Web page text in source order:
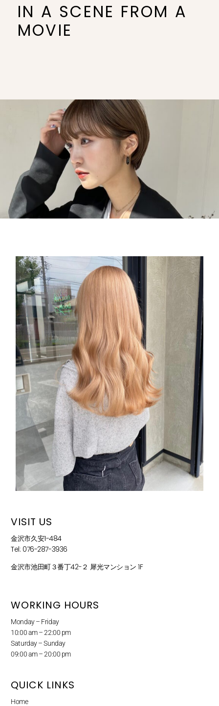
IN A SCENE FROM A
MOVIE
VISIT US
金沢市久安1-484
Tel: 076-287-3936
金沢市池田町３番丁42−２ 犀光マンション 1F
WORKING HOURS
Monday – Friday
10:00 am – 22:00 pm
Saturday – Sunday
09:00 am – 20:00 pm
QUICK LINKS
Home